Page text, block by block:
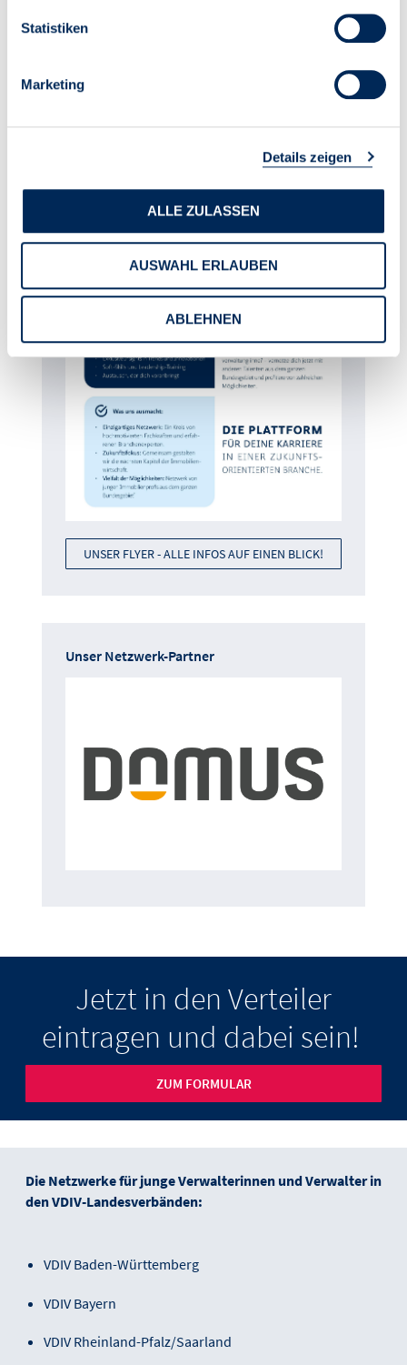
Statistiken
Marketing
Details zeigen
ALLE ZULASSEN
AUSWAHL ERLAUBEN
ABLEHNEN
UNSER FLYER - ALLE INFOS AUF EINEN BLICK!
Unser Netzwerk-Partner
Jetzt in den Verteiler
eintragen und dabei sein!
ZUM FORMULAR
Die Netzwerke für junge Verwalterinnen und Verwalter in
den VDIV-Landesverbänden:
VDIV Baden-Württemberg
VDIV Bayern
VDIV Rheinland-Pfalz/Saarland